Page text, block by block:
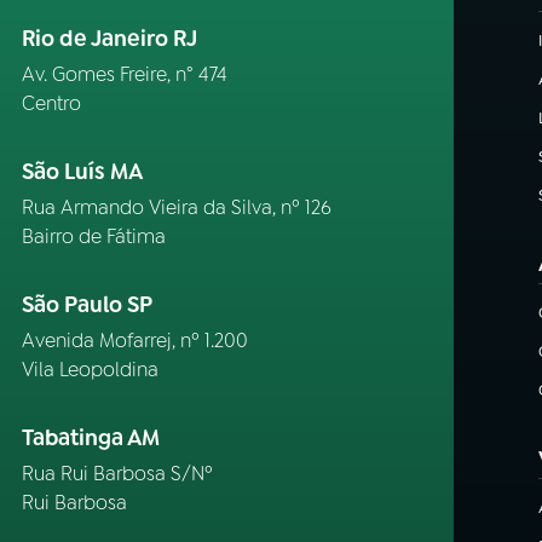
Rio de Janeiro RJ
Av. Gomes Freire, n° 474
Centro
São Luís MA
Rua Armando Vieira da Silva, nº 126
Bairro de Fátima
São Paulo SP
Avenida Mofarrej, nº 1.200
Vila Leopoldina
Tabatinga AM
Rua Rui Barbosa S/Nº
Rui Barbosa